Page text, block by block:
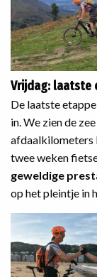
Vrijdag: laatste
De laatste
in. We zien de
afdaalkilometers
twee weken
geweldige
op het pleintje in